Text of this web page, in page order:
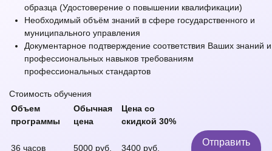
образца (Удостоверение о повышении квалификации)
Необходимый объём знаний в сфере государственного и
муниципального управления
Документарное подтверждение соответствия Ваших знаний и
профессиональных навыков требованиям
профессиональных стандартов
Стоимость обучения
Объем
программы
Обычная
цена
Цена со
скидкой 30%
36 часов 5000 руб. 3400 руб.
Отправить